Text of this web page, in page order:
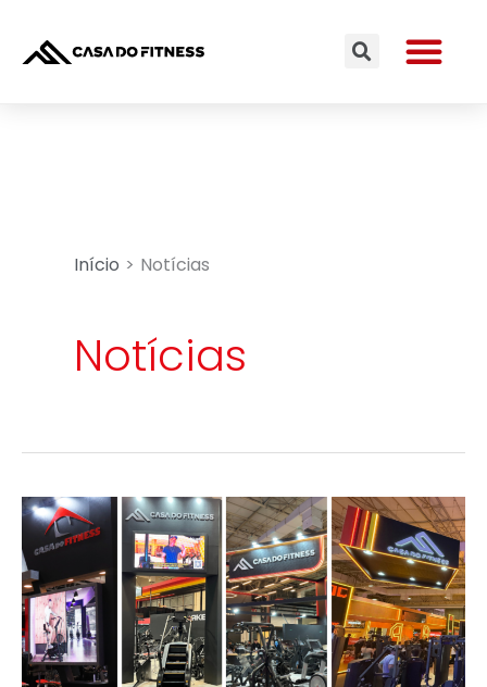
para
Search
Início Notícias
Notícias
CASA
DO
FITNESS
NA
FITNESS
BRASIL